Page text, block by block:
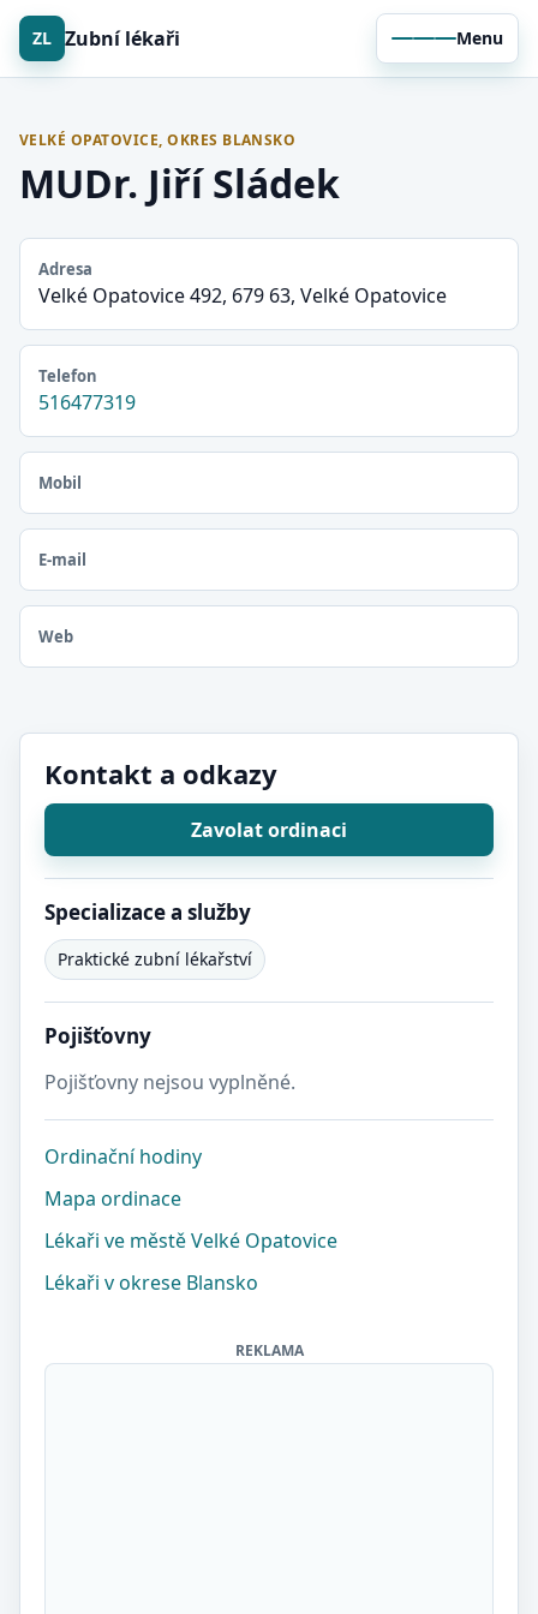
ZL Zubní lékaři Menu
VELKÉ OPATOVICE, OKRES BLANSKO
MUDr. Jiří Sládek
Adresa
Velké Opatovice 492, 679 63, Velké Opatovice
Telefon
516477319
Mobil
E-mail
Web
Kontakt a odkazy
Zavolat ordinaci
Specializace a služby
Praktické zubní lékařství
Pojišťovny
Pojišťovny nejsou vyplněné.
Ordinační hodiny
Mapa ordinace
Lékaři ve městě Velké Opatovice
Lékaři v okrese Blansko
REKLAMA